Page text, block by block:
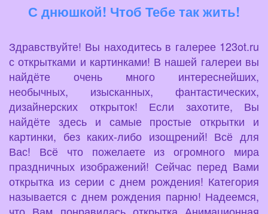
С днюшкой! Чтоб Тебе так жить!
Здравствуйте! Вы находитесь в галерее 123ot.ru
с открытками и картинками! В нашей галереи вы
найдёте очень много интереснейших,
необычных, изысканных, фантастических,
дизайнерских открыток! Если захотите, Вы
найдёте здесь и самые простые открытки и
картинки, без каких-либо изощрений! Всё для
Вас! Всё что пожелаете из огромного мира
праздничных изображений! Сейчас перед Вами
открытка из серии с днем рождения! Категория
называется с днем рождения парню! Надеемся,